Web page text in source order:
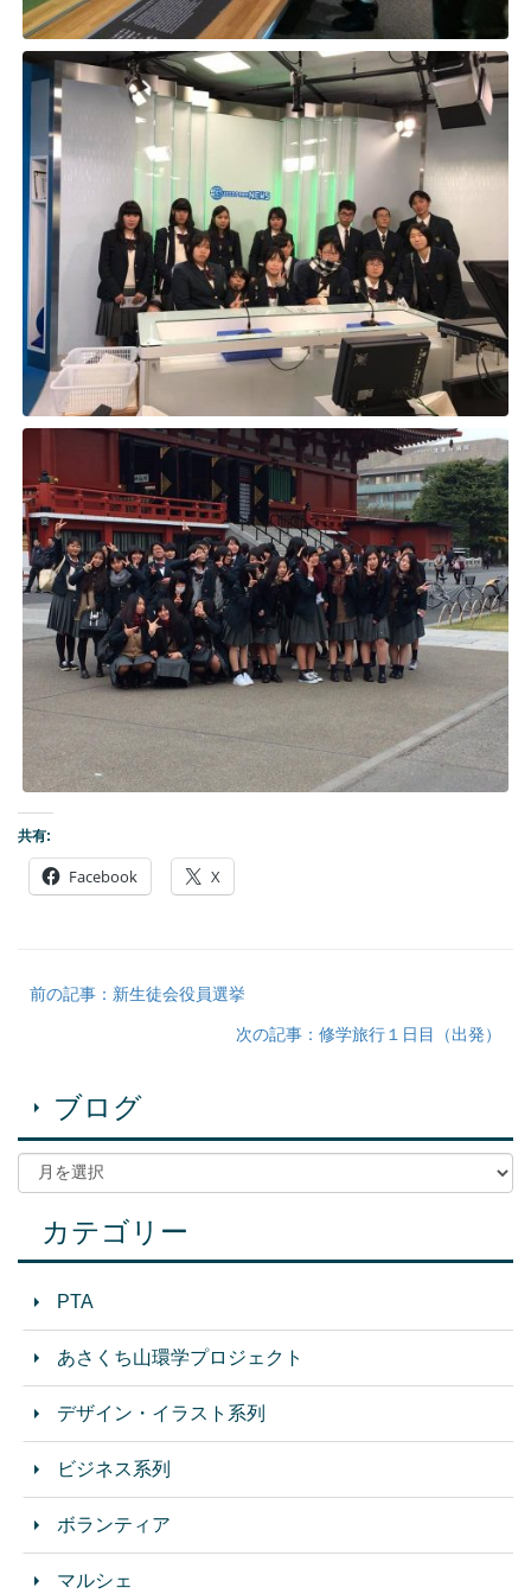
共有:
Facebook X
前の記事：新生徒会役員選挙
次の記事：修学旅行１日目（出発）
ブログ
カテゴリー
PTA
あさくち山環学プロジェクト
デザイン・イラスト系列
ビジネス系列
ボランティア
マルシェ